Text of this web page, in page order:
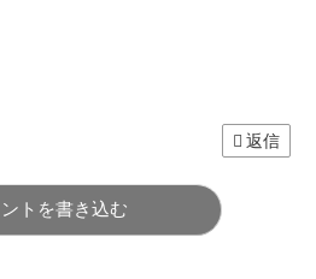
返信
トを書き込む